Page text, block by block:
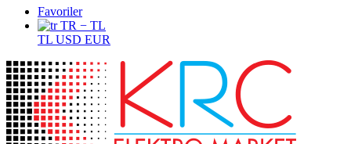
Favoriler
TR − TL
TL USD EUR